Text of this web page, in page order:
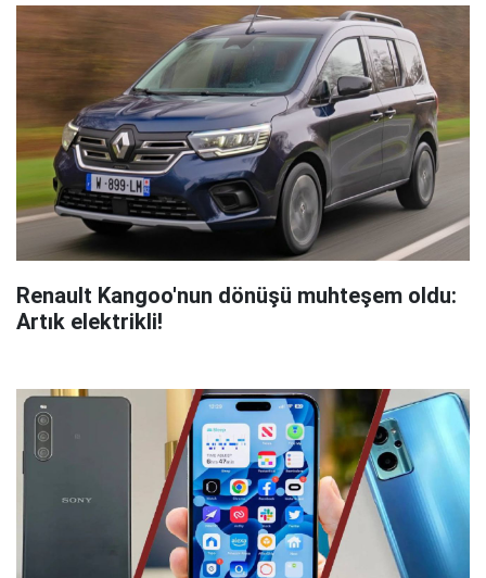
Renault Kangoo'nun dönüşü muhteşem oldu:
Artık elektrikli!